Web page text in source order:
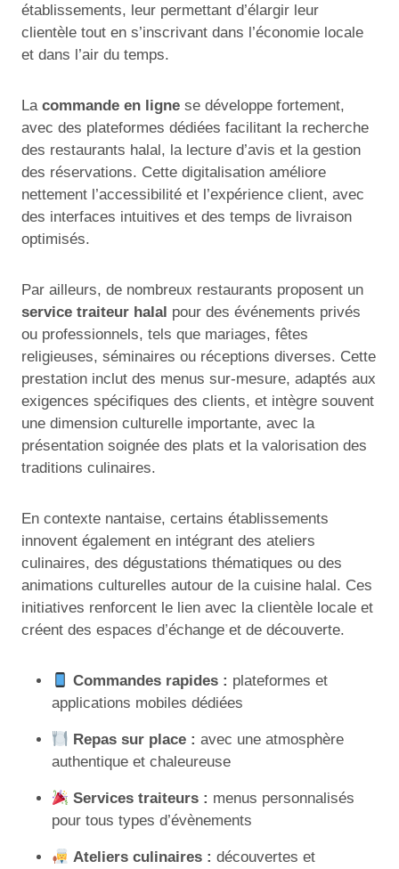
établissements, leur permettant d’élargir leur
clientèle tout en s’inscrivant dans l’économie locale
et dans l’air du temps.
La commande en ligne se développe fortement,
avec des plateformes dédiées facilitant la recherche
des restaurants halal, la lecture d’avis et la gestion
des réservations. Cette digitalisation améliore
nettement l’accessibilité et l’expérience client, avec
des interfaces intuitives et des temps de livraison
optimisés.
Par ailleurs, de nombreux restaurants proposent un
service traiteur halal pour des événements privés
ou professionnels, tels que mariages, fêtes
religieuses, séminaires ou réceptions diverses. Cette
prestation inclut des menus sur-mesure, adaptés aux
exigences spécifiques des clients, et intègre souvent
une dimension culturelle importante, avec la
présentation soignée des plats et la valorisation des
traditions culinaires.
En contexte nantaise, certains établissements
innovent également en intégrant des ateliers
culinaires, des dégustations thématiques ou des
animations culturelles autour de la cuisine halal. Ces
initiatives renforcent le lien avec la clientèle locale et
créent des espaces d’échange et de découverte.
Commandes rapides : plateformes et
applications mobiles dédiées
Repas sur place : avec une atmosphère
authentique et chaleureuse
Services traiteurs : menus personnalisés
pour tous types d’évènements
Ateliers culinaires : découvertes et